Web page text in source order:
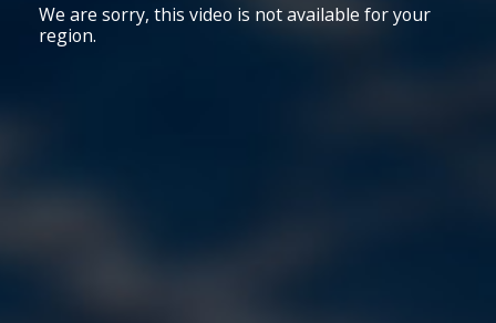
We are sorry, this video is not available for your
region.